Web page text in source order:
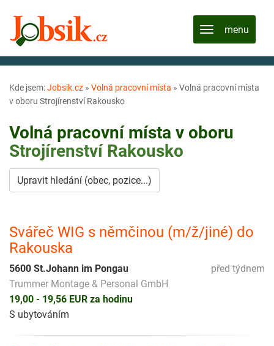
Kde jsem:Jobsik.cz » Volná pracovní místa » Volná pracovní místa
v oboru Strojírenství Rakousko
Volná pracovní místa v oboru
Strojírenství Rakousko
Upravit hledání (obec, pozice...)
Svářeč WIG s němčinou (m/ž/jiné) do
Rakouska
před týdnem
5600 St.Johann im Pongau
Trummer Montage & Personal GmbH
19,00 - 19,56 EUR za hodinu
S ubytováním